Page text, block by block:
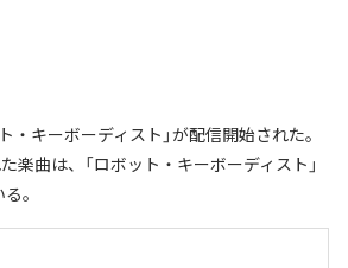
・キーボーディスト」が配信開始された。
楽曲は、「ロボット・キーボーディスト」
。